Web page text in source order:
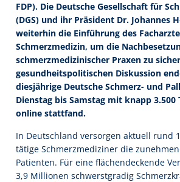
FDP). Die Deutsche Gesellschaft für
(DGS) und ihr Präsident Dr. Johannes
weiterhin die Einführung des
Schmerzmedizin, um die
schmerzmedizinischer Praxen zu
gesundheitspolitischen Diskussion
diesjährige Deutsche Schmerz- und
Dienstag bis Samstag mit knapp 3.500
online stattfand.
In Deutschland versorgen aktuell rund
tätige Schmerzmediziner die
Patienten. Für eine flächendeckende
3,9 Millionen schwerstgradig